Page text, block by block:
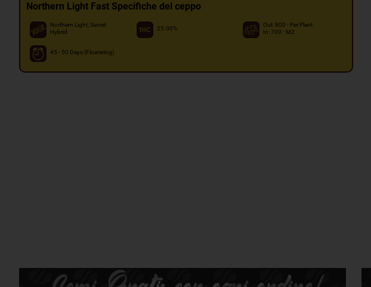
Northern Light Fast Specifiche del ceppo
Northern Light, Secret
Hybrid
25.00%
Out: 800 - Per Plant
In: 700 - M2
45 - 50 Days (Flowering)